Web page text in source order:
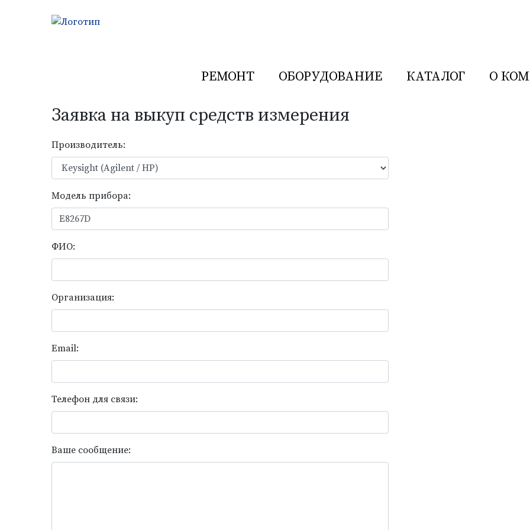
РЕМОНТ ОБОРУДОВАНИЕ КАТАЛОГ О
РАДИОТЕСТЕР
Выполняем ремонт средств измерения иностранного производства
УЗНАТЬ БОЛЬШЕ
Заявка на выкуп средств измерения
Производитель:
Модель прибора:
ФИО:
Организация:
Email:
Телефон для связи:
Ваше сообщение: